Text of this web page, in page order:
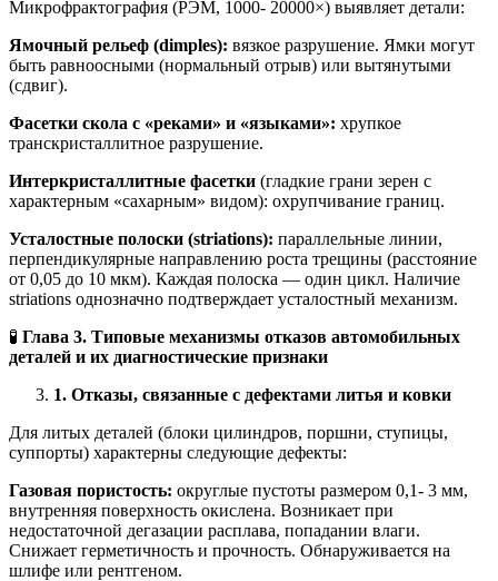
Микрофрактография (РЭМ, 1000- 20000×) выявляет детали:
Ямочный рельеф (dimples): вязкое разрушение. Ямки могут
быть равноосными (нормальный отрыв) или вытянутыми
(сдвиг).
Фасетки скола с «реками» и «языками»: хрупкое
транскристаллитное разрушение.
Интеркристаллитные фасетки (гладкие грани зерен с
характерным «сахарным» видом): охрупчивание границ.
Усталостные полоски (striations): параллельные линии,
перпендикулярные направлению роста трещины (расстояние
от 0,05 до 10 мкм). Каждая полоска — один цикл. Наличие
striations однозначно подтверждает усталостный механизм.
🧪 Глава 3. Типовые механизмы отказов автомобильных
деталей и их диагностические признаки
1. Отказы, связанные с дефектами литья и ковки
Для литых деталей (блоки цилиндров, поршни, ступицы,
суппорты) характерны следующие дефекты:
Газовая пористость: округлые пустоты размером 0,1- 3 мм,
внутренняя поверхность окислена. Возникает при
недостаточной дегазации расплава, попадании влаги.
Снижает герметичность и прочность. Обнаруживается на
шлифе или рентгеном.